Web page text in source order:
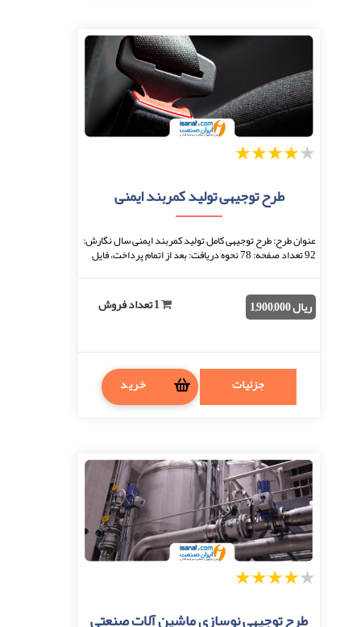
5
4
3
2
طرح توجیهی تولید کمربند ایمنی
عنوان طرح: طرح توجیهی کامل تولید کمربند ایمنی سال نگارش:
92 تعداد صفحه: 78 نحوه دریافت: بعد از اتمام پرداخت، فایل
ریال 1,900,000
جزئیات خرید
5
4
3
2
طرح توجیهی نوسازی ماشین آلات صنعتی